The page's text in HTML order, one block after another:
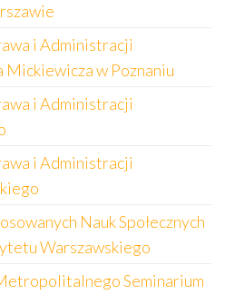
i Administracji
w Poznaniu
i Administracji
i Administracji
Nauk Społecznych
Warszawskiego
Seminarium